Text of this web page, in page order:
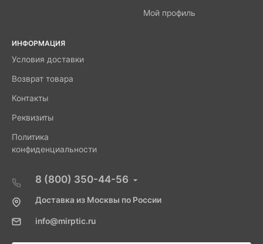
Мой профиль
ИНФОРМАЦИЯ
Условия доставки
Возврат товара
Контакты
Реквизиты
Политика
конфиденциальности
8 (800) 350-44-56
Доставка из Москвы по России
info@mirptic.ru